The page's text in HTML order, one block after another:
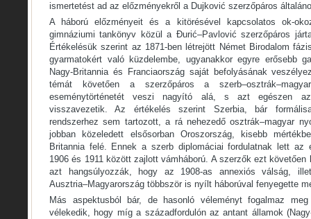
ismertetést ad az előzményekről a Dujković szerzőpáros
A háború előzményeit és a kitörésével kapcsolatos ok-
gimnáziumi tankönyv közül a Đurić–Pavlović szerzőpáros
Értékelésük szerint az 1871-ben létrejött Német Birodalom
gyarmatokért való küzdelembe, ugyanakkor egyre erősebb
Nagy-Britannia és Franciaország saját befolyásának
témát követően a szerzőpáros a
eseménytörténetét veszi nagyító alá, s azt egészen
visszavezetik. Az értékelés szerint Szerbia, bár
rendszerhez sem tartozott, a rá nehezedő osztrák–magyar
jobban közeledett elsősorban Oroszország, kisebb
Britannia felé. Ennek a szerb diplomáciai fordulatnak lett az
1906 és 1911 között zajlott vámháború. A szerzők ezt követően
azt hangsúlyozzák, hogy az 1908-as annexiós válság,
Ausztria–Magyarország többször is nyílt háborúval fenyegette
Más aspektusból bár, de hasonló véleményt fogalmaz
vélekedik, hogy míg a századfordulón az antant államok